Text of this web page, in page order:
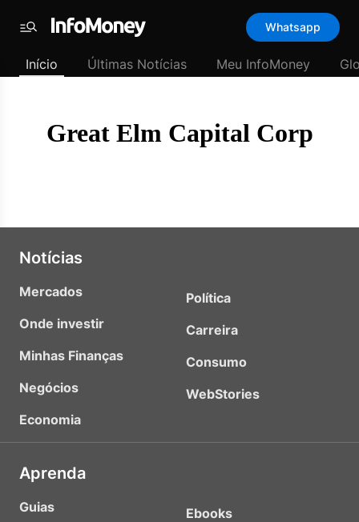
padrão
Últimas
InfoMoney
Menu
Whatsapp
Início Últimas Notícias Meu InfoMoney
Great Elm Capital Corp
Notícias
Mercados
Onde investir
Minhas Finanças
Negócios
Economia
Política
Carreira
Consumo
WebStories
Aprenda
Guias
Ebooks